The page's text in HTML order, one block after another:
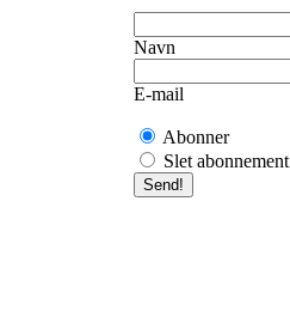
Navn
E-mail
Abonner
Slet abonnement